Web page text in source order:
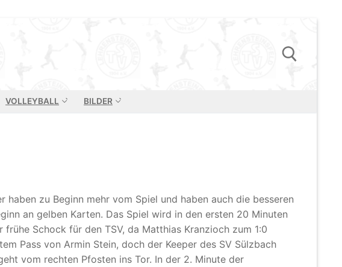
VOLLEYBALL BILDER
zu Beginn mehr vom Spiel und haben auch die besseren
an gelben Karten. Das Spiel wird in den ersten 20 Minuten
Schock für den TSV, da Matthias Kranzioch zum 1:0
Pass von Armin Stein, doch der Keeper des SV Sülzbach
vom rechten Pfosten ins Tor. In der 2. Minute der